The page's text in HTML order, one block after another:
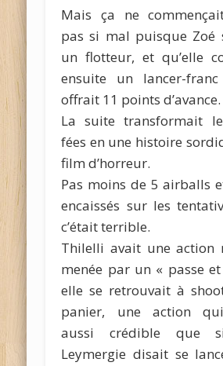
Mais ça ne
pas si mal puisque Zoé
un flotteur, et qu’elle
ensuite un lancer-
offrait 11 points d’avance.
La suite transformait
fées en une histoire
film d’horreur.
Pas moins de 5 airballs
encaissés sur les
c’était terrible.
Thilelli avait une action
menée par un « passe
elle se retrouvait à
panier, une action
aussi crédible que
Leymergie disait se